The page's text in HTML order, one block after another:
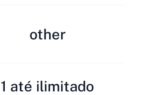
other
1 até ilimitado